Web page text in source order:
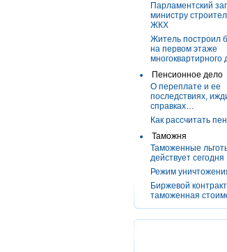
Парламентский
министру
ЖКХ
Житель построил
на первом этаже
многоквартирного
Пенсионное дело
О переплате и ее
последствиях,
справках…
Как рассчитать
Таможня
Таможенные
действует сегодня
Режим
Биржевой
таможенная